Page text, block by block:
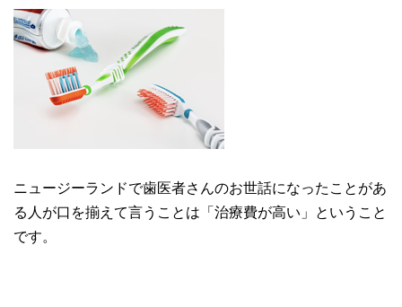
ニュージーランドで歯医者さんのお世話になったことがあ
る人が口を揃えて言うことは「治療費が高い」ということ
です。